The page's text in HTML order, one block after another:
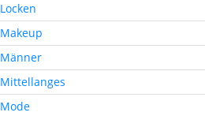
Locken
Makeup
Männer
Mittellanges
Mode